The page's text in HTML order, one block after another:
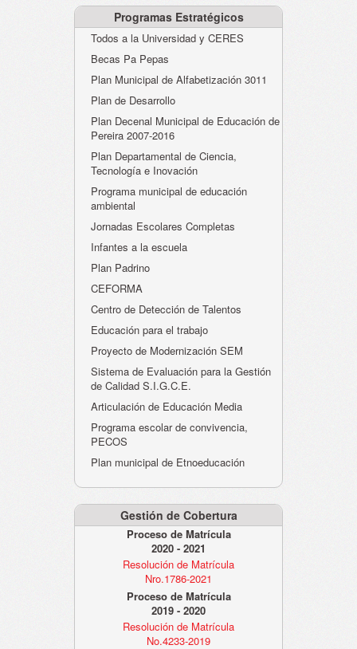
Programas Estratégicos
Todos a la Universidad y CERES
Becas Pa Pepas
Plan Municipal de Alfabetización 3011
Plan de Desarrollo
Plan Decenal Municipal de Educación de
Pereira 2007-2016
Plan Departamental de Ciencia,
Tecnología e Inovación
Programa municipal de educación
ambiental
Jornadas Escolares Completas
Infantes a la escuela
Plan Padrino
CEFORMA
Centro de Detección de Talentos
Educación para el trabajo
Proyecto de Modernización SEM
Sistema de Evaluación para la Gestión
de Calidad S.I.G.C.E.
Articulación de Educación Media
Programa escolar de convivencia,
PECOS
Plan municipal de Etnoeducación
Gestión de Cobertura
Proceso de Matrícula
2020 - 2021
Resolución de Matrícula
Nro.1786-2021
Proceso de Matrícula
2019 - 2020
Resolución de Matrícula
No.4233-2019